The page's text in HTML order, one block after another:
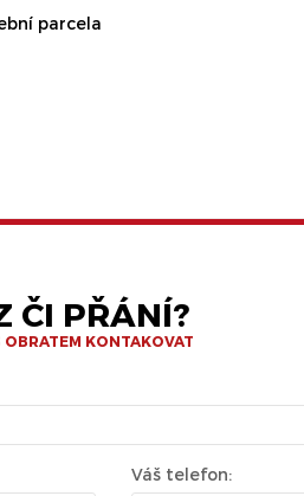
parcela
ČI PŘÁNÍ?
KONTAKOVAT
Váš telefon: